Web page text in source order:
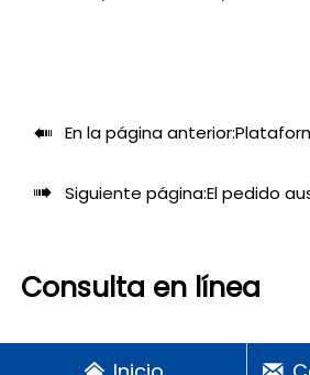
 En la página anterior:Plataforma de materiales
 Siguiente página:El pedido australiano de plataformas
Consulta en línea